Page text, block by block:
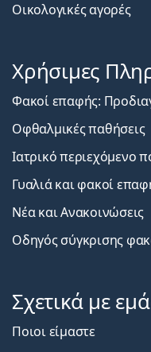
Οικολογικές αγορές
Χρήσιμες
Φακοί επαφής:
Οφθαλμικές παθήσεις
Ιατρικό περιεχόμενο
Γυαλιά και φακοί
Νέα και Ανακοινώσεις
Οδηγός σύγκρισης
Σχετικά με
Ποιοι είμαστε